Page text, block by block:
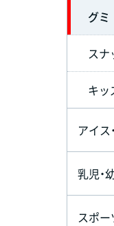
グミ
スナ
キッ
アイス
乳児・
スポ